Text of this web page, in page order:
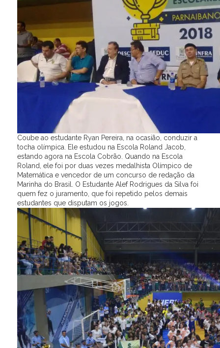
Coube ao estudante Ryan Pereira, na ocasião, conduzir a
tocha olímpica. Ele estudou na Escola Roland Jacob,
estando agora na Escola Cobrão. Quando na Escola
Roland, ele foi por duas vezes medalhista Olímpico de
Matemática e vencedor de um concurso de redação da
Marinha do Brasil. O Estudante Alef Rodrigues da Silva foi
quem fez o juramento, que foi repetido pelos demais
estudantes que disputam os jogos.